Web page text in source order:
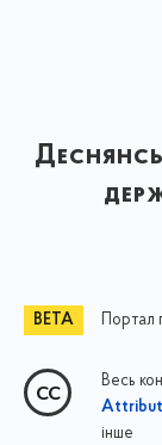
Портал
Весь
інше